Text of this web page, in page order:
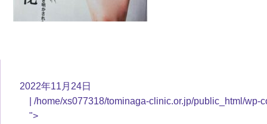
2022年11月24日
/home/xs077318/tominaga-clinic.or.jp/public_html/
">